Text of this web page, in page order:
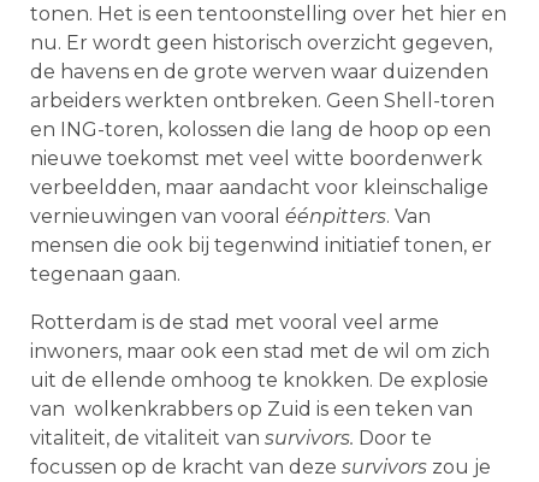
tonen. Het is een tentoonstelling over het hier en
nu. Er wordt geen historisch overzicht gegeven,
de havens en de grote werven waar duizenden
arbeiders werkten ontbreken. Geen Shell-toren
en ING-toren, kolossen die lang de hoop op een
nieuwe toekomst met veel witte boordenwerk
verbeeldden, maar aandacht voor kleinschalige
vernieuwingen van vooral éénpitters. Van
mensen die ook bij tegenwind initiatief tonen, er
tegenaan gaan.
Rotterdam is de stad met vooral veel arme
inwoners, maar ook een stad met de wil om zich
uit de ellende omhoog te knokken. De explosie
van wolkenkrabbers op Zuid is een teken van
vitaliteit, de vitaliteit van survivors. Door te
focussen op de kracht van deze survivors zou je